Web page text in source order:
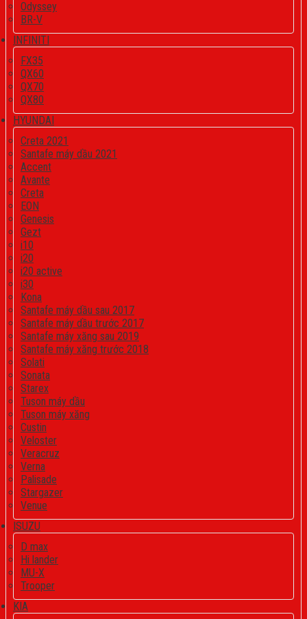
Odyssey
BR-V
INFINITI
FX35
QX60
QX70
QX80
HYUNDAI
Creta 2021
Santafe máy dầu 2021
Accent
Avante
Creta
EON
Genesis
Gezt
i10
i20
i20 active
i30
Kona
Santafe máy dầu sau 2017
Santafe máy dầu trước 2017
Santafe máy xăng sau 2019
Santafe máy xăng trước 2018
Solati
Sonata
Starex
Tuson máy dầu
Tuson máy xăng
Custin
Veloster
Veracruz
Verna
Palisade
Stargazer
Venue
ISUZU
D max
Hi lander
MU-X
Trooper
KIA